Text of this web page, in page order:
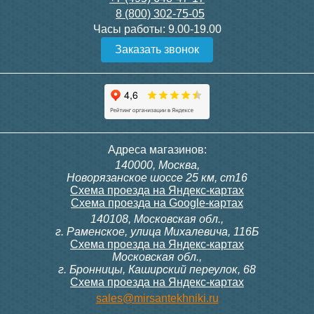
Конвектор ITT.080.200.1300
с решеткой GRILL.SGW-20-
Конвектор ITT.080.200.1000
с решеткой GRILL.SGW-20-
Конвектор ITT.080.200.1000
с решеткой GRILL.SGW-20-
Конвектор ITT.080.200.900 с
решеткой GRILL.SGA-20-
Подробнее Подробнее
100T, 230В (накладной,
расписание, упр.с пульта)
28 000
300, 230В (врезной - квадр.
коробка)
9 700
8 (800) 302-75-05
Часы работы: 9.00-19.00
Заказать звонок
Адреса магазинов:
140000, Москва,
Новорязанское шоссе 25 км, ст16
Схема проезда на Яндекс-картах
Схема проезда на Google-картах
140108, Московская обл.,
г. Раменское, улица Михалевича, 116Б
Схема проезда на Яндекс-картах
Московская обл.,
г. Бронницы, Каширский переулок, 68
Схема проезда на Яндекс-картах
sales@mirsantekhniki.ru